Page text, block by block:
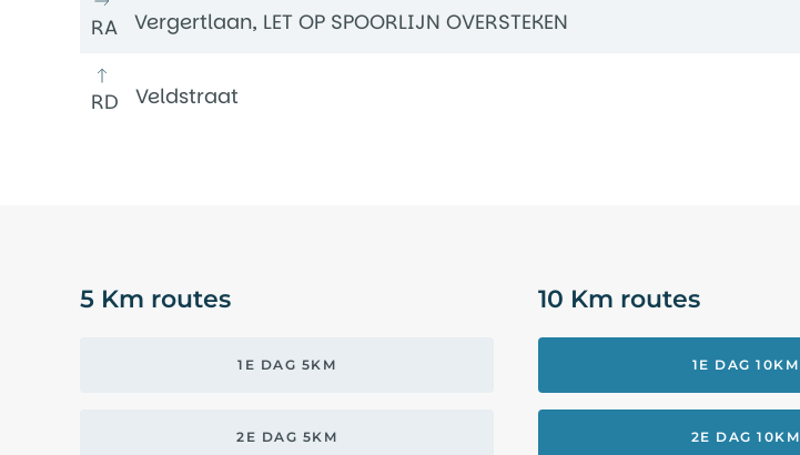
RA Vergertlaan, LET OP SPOORLIJN OVERSTEKEN
RD Veldstraat
5 Km routes
1E DAG 5KM
2E DAG 5KM
10 Km routes
1E DAG 10KM
2E DAG 10KM